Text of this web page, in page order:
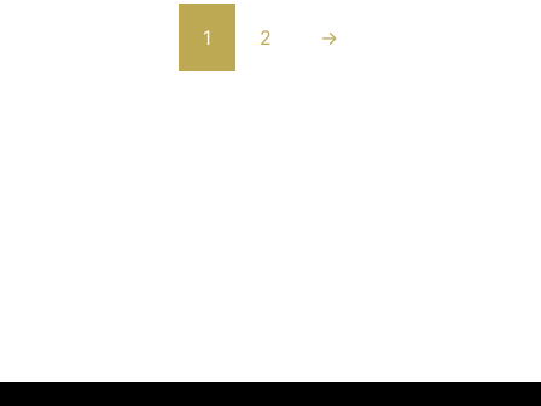
1 2 →